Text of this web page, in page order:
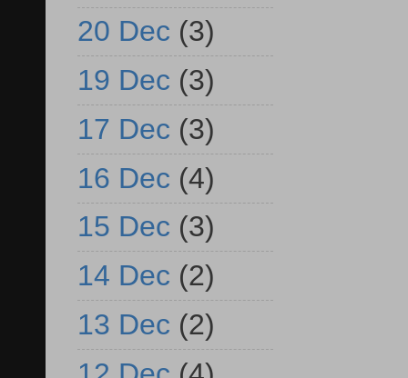
20 Dec (3)
19 Dec (3)
17 Dec (3)
16 Dec (4)
15 Dec (3)
14 Dec (2)
13 Dec (2)